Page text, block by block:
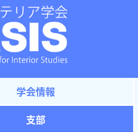
学会情報
支部